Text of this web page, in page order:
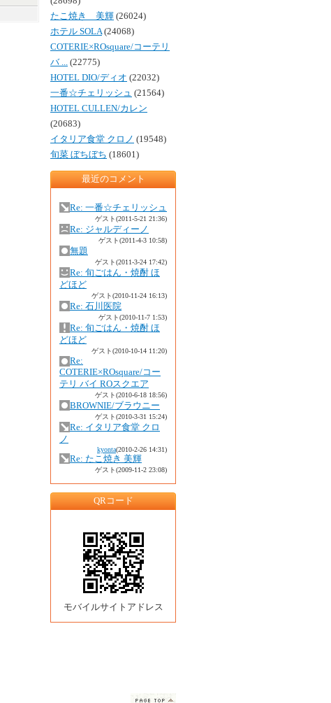
たこ焼き 美輝 (26024)
ホテル SOLA(24068)
COTERIE×ROsquare/コーテリ
バ ... (22775)
HOTEL DIO/ディオ (22032)
一番☆チェリッシュ (21564)
HOTEL CULLEN/カレン
(20683)
イタリア食堂 クロノ (19548)
旬菜 ぼちぼち (18601)
最近のコメント
Re: 一番☆チェリッシュ
ゲスト(2011-5-21 21:36)
Re: ジャルディーノ
ゲスト(2011-4-3 10:58)
無題
ゲスト(2011-3-24 17:42)
Re: 旬ごはん・焼酎 ほ
どほど
ゲスト(2010-11-24 16:13)
Re: 石川医院
ゲスト(2010-11-7 1:53)
Re: 旬ごはん・焼酎 ほ
どほど
ゲスト(2010-10-14 11:20)
Re:
COTERIE×ROsquare/コー
テリ バイ ROスクエア
ゲスト(2010-6-18 18:56)
BROWNIE/ブラウニー
ゲスト(2010-3-31 15:24)
Re: イタリア食堂 クロ
ノ
kyonta(2010-2-26 14:31)
Re: たこ焼き 美輝
ゲスト(2009-11-2 23:08)
QRコード
モバイルサイトアドレス